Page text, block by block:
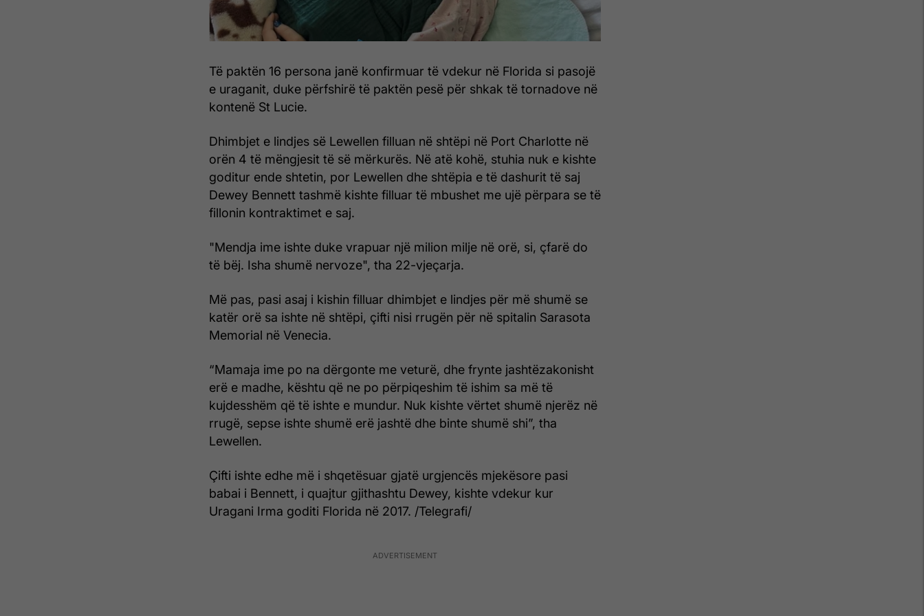
Të paktën 16 persona janë konfirmuar të vdekur në Florida si pasojë
e uraganit, duke përfshirë të paktën pesë për shkak të tornadove në
kontenë St Lucie.
Dhimbjet e lindjes së Lewellen filluan në shtëpi në Port Charlotte në
orën 4 të mëngjesit të së mërkurës. Në atë kohë, stuhia nuk e kishte
goditur ende shtetin, por Lewellen dhe shtëpia e të dashurit të saj
Dewey Bennett tashmë kishte filluar të mbushet me ujë përpara se të
fillonin kontraktimet e saj.
"Mendja ime ishte duke vrapuar një milion milje në orë, si, çfarë do
të bëj. Isha shumë nervoze", tha 22-vjeçarja.
Më pas, pasi asaj i kishin filluar dhimbjet e lindjes për më shumë se
katër orë sa ishte në shtëpi, çifti nisi rrugën për në spitalin Sarasota
Memorial në Venecia.
“Mamaja ime po na dërgonte me veturë, dhe frynte jashtëzakonisht
erë e madhe, kështu që ne po përpiqeshim të ishim sa më të
kujdesshëm që të ishte e mundur. Nuk kishte vërtet shumë njerëz në
rrugë, sepse ishte shumë erë jashtë dhe binte shumë shi”, tha
Lewellen.
Çifti ishte edhe më i shqetësuar gjatë urgjencës mjekësore pasi
babai i Bennett, i quajtur gjithashtu Dewey, kishte vdekur kur
Uragani Irma goditi Florida në 2017. /Telegrafi/